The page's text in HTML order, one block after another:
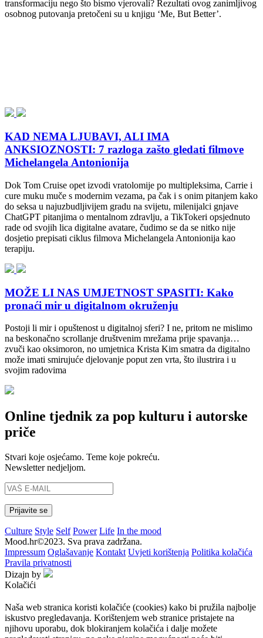
transformaciju nego što bismo vjerovali? Rezultati ovog zanimljivog
osobnog putovanja pretočeni su u knjigu ‘Me, But Better’.
KAD NEMA LJUBAVI, ALI IMA
ANKSIOZNOSTI: 7 razloga zašto gledati filmove
Michelangela Antonionija
Dok Tom Cruise opet izvodi vratolomije po multipleksima, Carrie i
cure muku muče s modernim vezama, pa čak i s onim pitanjem kako
do seksa u najuzbudljivijem gradu na svijetu, milenijalci gnjave
ChatGPT pitanjima o mentalnom zdravlju, a TikTokeri opsjednuto
rade od svojih lica digitalne avatare, čudimo se da se nitko nije
dosjetio prepisati ciklus filmova Michelangela Antonionija kao
terapiju.
MOŽE LI NAS UMJETNOST SPASITI: Kako
pronaći mir u digitalnom okruženju
Postoji li mir i opuštenost u digitalnoj sferi? I ne, pritom ne mislimo
na beskonačno scrollanje društvenim mrežama prije spavanja…
zvuči kao oksimoron, no umjetnica Krista Kim smatra da digitalno
može imati smirujuće djelovanje poput zen vrta, što ilustrira i u
svojim radovima
Online tjednik za pop kulturu i autorske
priče
Stvari koje osjećamo. Teme koje pokreću.
Newsletter nedjeljom.
Culture Style Self Power Life In the mood
Mood.hr©2023. Sva prava zadržana.
Impressum Oglašavanje Kontakt Uvjeti korištenja Politika kolačića
Pravila privatnosti
Dizajn by
Kolačići
Naša web stranica koristi kolačiće (cookies) kako bi pružila najbolje
iskustvo pregledavanja. Korištenjem web stranice pristajete na
njihovu uporabu, dok blokiranjem kolačića i dalje možete